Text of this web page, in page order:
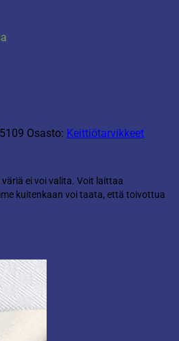
Osasto: Keittiötarvikkeet
ei voi valita. Voit laittaa
kuitenkaan voi taata, että toivottua